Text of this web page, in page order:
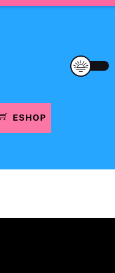
ESHOP